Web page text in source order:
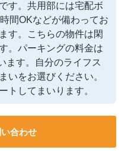
す。共用部には宅配ボ
間OKなどが備わってお
す。こちらの物件は閑
。パーキングの料金は
ます。自分のライフス
いをお選びください。
トしてまいります。
合わせ